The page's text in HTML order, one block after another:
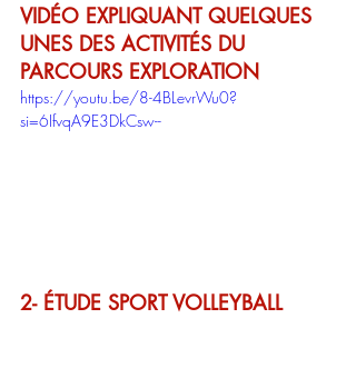
VIDÉO EXPLIQUANT QUELQUES
UNES DES ACTIVITÉS DU
PARCOURS EXPLORATION
https://youtu.be/8-4BLevrWu0?
si=6IfvqA9E3DkCsw--
2- ÉTUDE SPORT VOLLEYBALL